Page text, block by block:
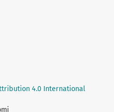
4.0 International